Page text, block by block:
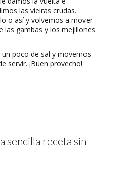
las vieiras crudas.
o así y volvemos a mover
las gambas y los mejillones
poco de sal y movemos
servir. ¡Buen provecho!
sencilla receta sin